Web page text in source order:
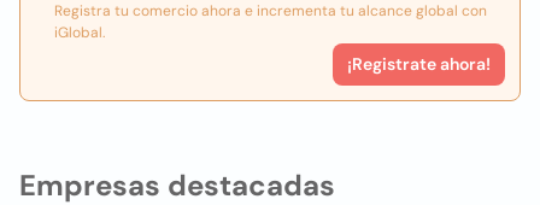
Empresas destacadas
Registra tu comercio ahora e incrementa tu alcance global con
iGlobal.
¡Registrate ahora!